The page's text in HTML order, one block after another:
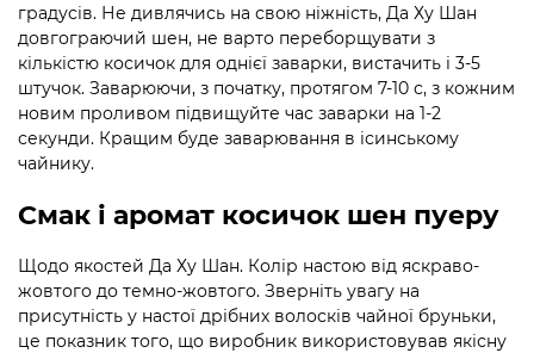
градусів. Не дивлячись на свою ніжність, Да Ху Шан
довгограючий шен, не варто переборщувати з
кількістю косичок для однієї заварки, вистачить і 3-5
штучок. Заварюючи, з початку, протягом 7-10 с, з кожним
новим проливом підвищуйте час заварки на 1-2
секунди. Кращим буде заварювання в ісинському
чайнику.
Смак і аромат косичок шен пуеру
Щодо якостей Да Ху Шан. Колір настою від яскраво-
жовтого до темно-жовтого. Зверніть увагу на
присутність у настої дрібних волосків чайної бруньки,
це показник того, що виробник використовував якісну